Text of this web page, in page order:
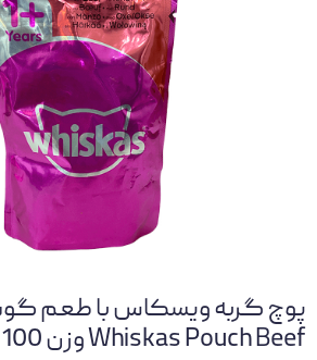
پوچ گربه ویسکاس با طعم
Whiskas Pouch Beef وزن 100 گرم